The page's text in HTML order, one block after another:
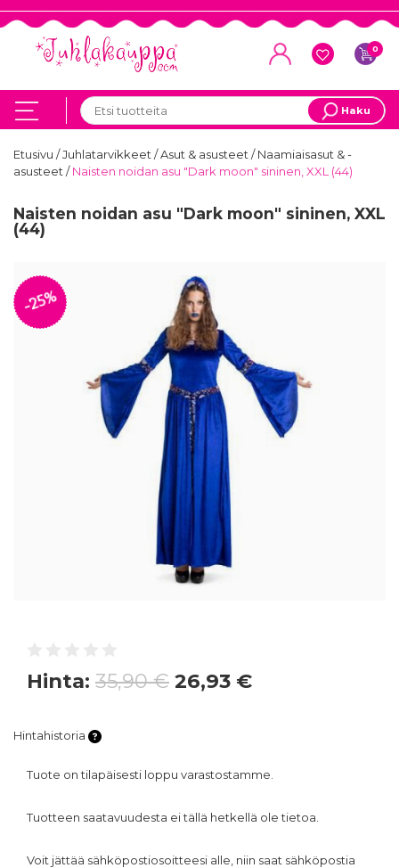
0
Haku
Etusivu /Juhlatarvikkeet/Asut & asusteet/Naamiaisasut & -
asusteet/Naisten noidan asu "Dark moon" sininen, XXL (44)
Naisten noidan asu "Dark moon" sininen, XXL
(44)
-25%
Hinta: 35,90 € 26,93 €
Hintahistoria
Tuote on tilapäisesti loppu varastostamme.
Tuotteen saatavuudesta ei tällä hetkellä ole tietoa.
Voit jättää sähköpostiosoitteesi alle, niin saat sähköpostia